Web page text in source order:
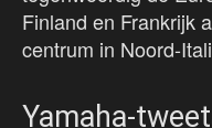
Finland en Frankrijk
centrum in Noord-
Yamaha-